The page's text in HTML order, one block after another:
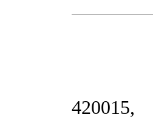
420015,